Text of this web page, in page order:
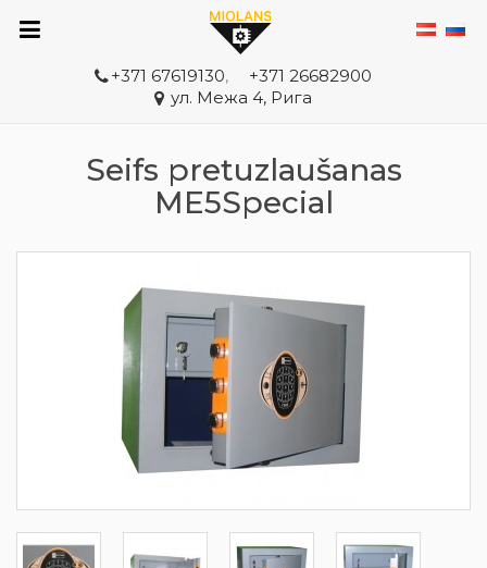
+371 67619130,
+371 26682900
ул. Межа 4, Рига
Seifs pretuzlaušanas
ME5Special